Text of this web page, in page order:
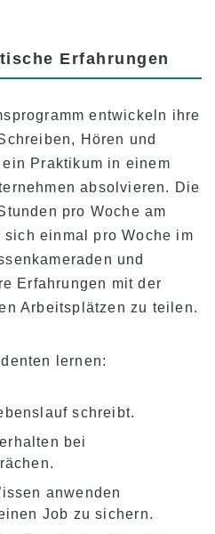
Erfahrungen
entwickeln ihre
Hören und
Praktikum in einem
absolvieren. Die
pro Woche am
einmal pro Woche im
und
Erfahrungen mit der
Arbeitsplätzen zu teilen.
lernen:
schreibt.
bei
anwenden
Job zu sichern.